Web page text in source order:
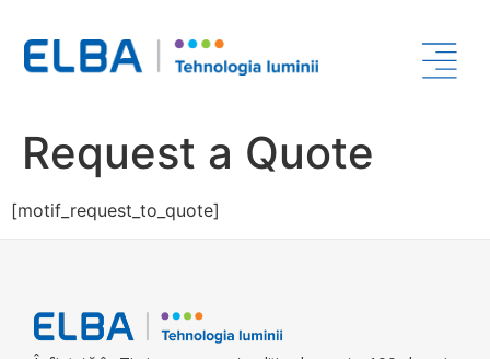
Request a Quote
[motif_request_to_quote]